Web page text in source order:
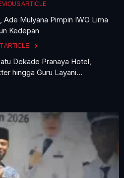
ARTICLE
Ade Mulyana Pimpin IWO Lima
Kedepan
ARTICLE
Dekade Pranaya Hotel,
hingga Guru Layani...